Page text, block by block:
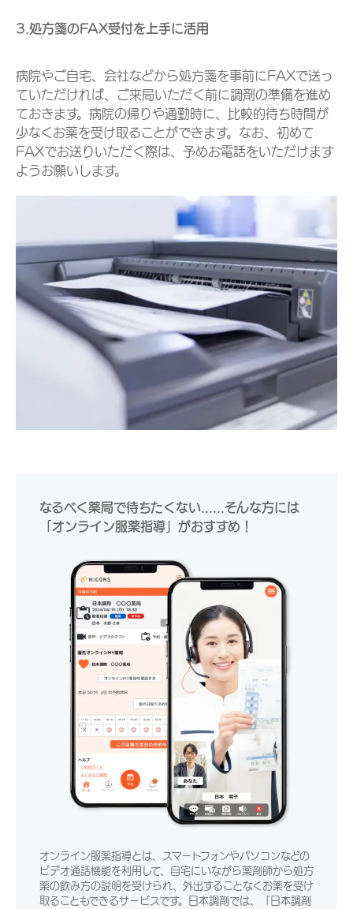
3.処方箋のFAX受付を上手に活用
病院やご自宅、会社などから処方箋を事前にFAXで送っ
ていただければ、ご来局いただく前に調剤の準備を進め
ておきます。病院の帰りや通勤時に、比較的待ち時間が
少なくお薬を受け取ることができます。なお、初めて
FAXでお送りいただく際は、予めお電話をいただけます
ようお願いします。
なるべく薬局で待ちたくない......そんな方には
「オンライン服薬指導」がおすすめ！
オンライン服薬指導とは、スマートフォンやパソコンなどの
ビデオ通話機能を利用して、自宅にいながら薬剤師から処方
薬の飲み方の説明を受けられ、外出することなくお薬を受け
取ることもできるサービスです。日本調剤では、「日本調剤